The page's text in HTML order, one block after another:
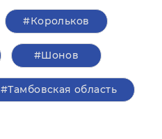
#Корольков
#Шонов
#Тамбовская область